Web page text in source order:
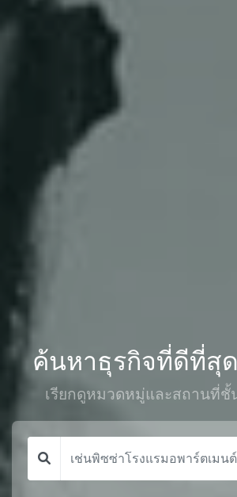
ค้นหาธุรกิจที่ดีที่สุด
เรียกดูหมวดหมู่และสถานที่ชั้